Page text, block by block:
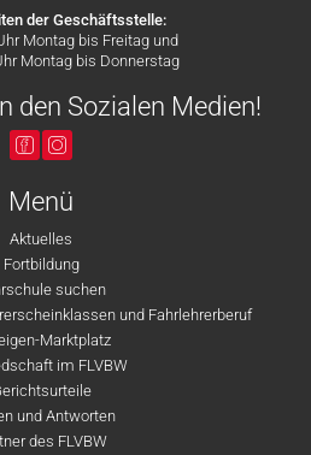
der Geschäftsstelle:
Montag bis Freitag und
Montag bis Donnerstag
den Sozialen Medien!
Menü
Aktuelles
Fortbildung
suchen
und Fahrlehrerberuf
Marktplatz
im FLVBW
und Antworten
des FLVBW